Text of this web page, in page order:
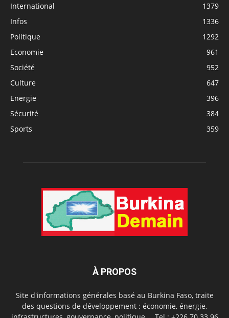
International
1379
Infos
1336
Politique
1292
Economie
961
Société
952
Culture
647
Energie
396
Sécurité
384
Sports
359
À PROPOS
Site d'informations générales basé au Burkina Faso, traite
des questions de développement : économie, énergie,